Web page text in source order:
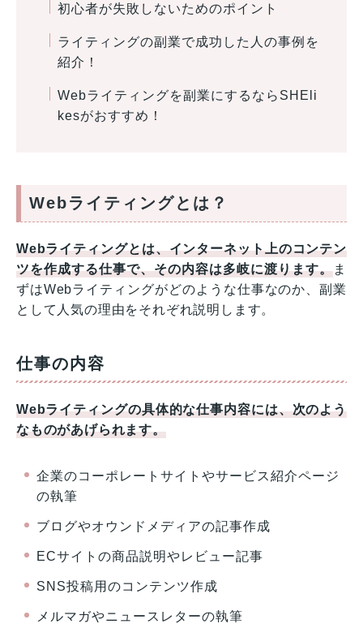
初心者が失敗しないためのポイント
ライティングの副業で成功した人の事例を
紹介！
Webライティングを副業にするならSHEli
kesがおすすめ！
Webライティングとは？
Webライティングとは、インターネット上のコンテン
ツを作成する仕事で、その内容は多岐に渡ります。ま
ずはWebライティングがどのような仕事なのか、副業
として人気の理由をそれぞれ説明します。
仕事の内容
Webライティングの具体的な仕事内容には、次のよう
なものがあげられます。
企業のコーポレートサイトやサービス紹介ページ
の執筆
ブログやオウンドメディアの記事作成
ECサイトの商品説明やレビュー記事
SNS投稿用のコンテンツ作成
メルマガやニュースレターの執筆